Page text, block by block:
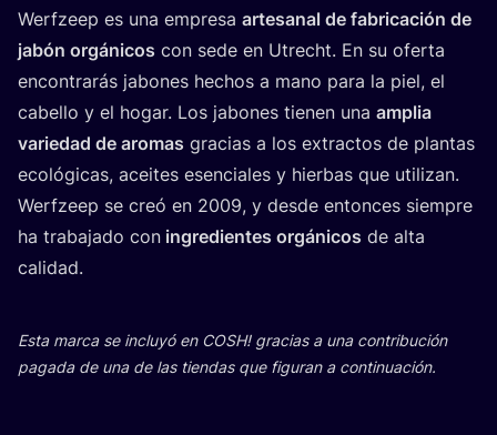
Werf­zeep es una empre­sa arte­sa­nal de fabri­ca­ción de
jabón orgá­ni­cos con sede en Utrecht. En su ofer­ta
encon­tra­rás jabo­nes hechos a mano para la piel, el
cabe­llo y el hogar. Los jabo­nes tie­nen una amplia
varie­dad de aro­mas gra­cias a los extrac­tos de plan­tas
eco­ló­gi­cas, acei­tes esen­cia­les y hier­bas que uti­li­zan.
Werf­zeep se creó en 2009, y des­de enton­ces siem­pre
ha tra­ba­ja­do con ingre­dien­tes orgá­ni­cos de alta
calidad.
Esta mar­ca se inclu­yó en COSH! gra­cias a una con­tri­bu­ción
paga­da de una de las tien­das que figu­ran a continuación.